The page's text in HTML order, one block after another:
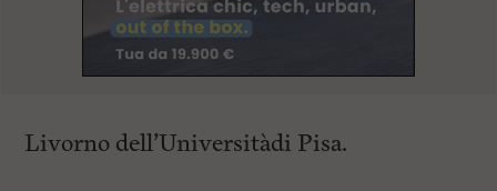
Livorno dell’Universitàdi Pisa.